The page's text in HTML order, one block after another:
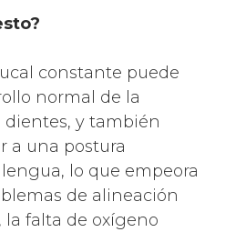
constante puede
normal de la
y también
a una postura
lo que empeora
de alineación
la falta de oxígeno